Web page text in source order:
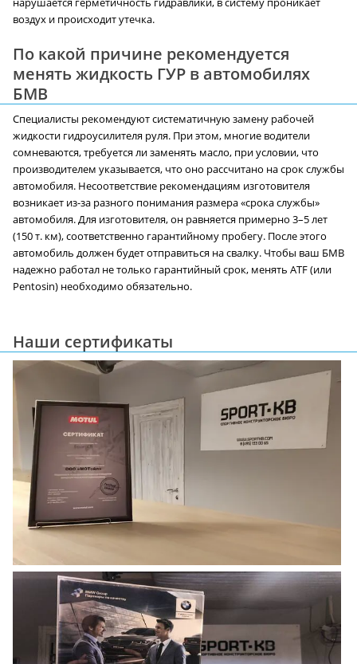
нарушается герметичность гидравлики, в систему проникает
воздух и происходит утечка.
По какой причине рекомендуется
менять жидкость ГУР в автомобилях
БМВ
Специалисты рекомендуют систематичную замену рабочей
жидкости гидроусилителя руля. При этом, многие водители
сомневаются, требуется ли заменять масло, при условии, что
производителем указывается, что оно рассчитано на срок службы
автомобиля. Несоответствие рекомендациям изготовителя
возникает из-за разного понимания размера «срока службы»
автомобиля. Для изготовителя, он равняется примерно 3–5 лет
(150 т. км), соответственно гарантийному пробегу. После этого
автомобиль должен будет отправиться на свалку. Чтобы ваш БМВ
надежно работал не только гарантийный срок, менять ATF (или
Pentosin) необходимо обязательно.
Наши сертификаты